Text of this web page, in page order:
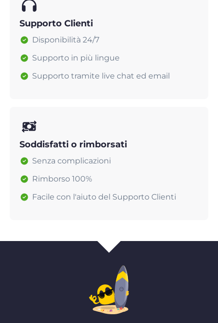
Supporto Clienti
Disponibilità 24/7
Supporto in più lingue
Supporto tramite live chat ed email
Soddisfatti o rimborsati
Senza complicazioni
Rimborso 100%
Facile con l'aiuto del Supporto Clienti